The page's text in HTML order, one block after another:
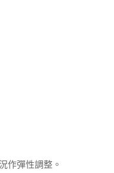
作彈性調整。